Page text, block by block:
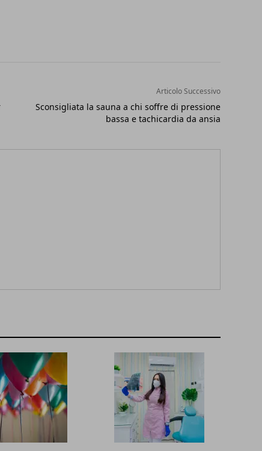
Articolo Successivo
Sconsigliata la sauna a chi soffre di pressione
bassa e tachicardia da ansia